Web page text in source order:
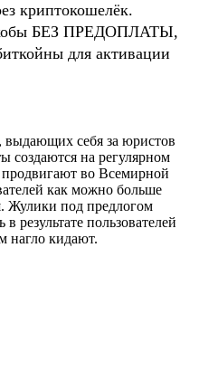
криптокошелёк.
БЕЗ ПРЕДОПЛАТЫ,
для активации
выдающих себя за юристов
создаются на регулярном
во Всемирной
как можно больше
Жулики под предлогом
результате пользователей
нагло кидают.